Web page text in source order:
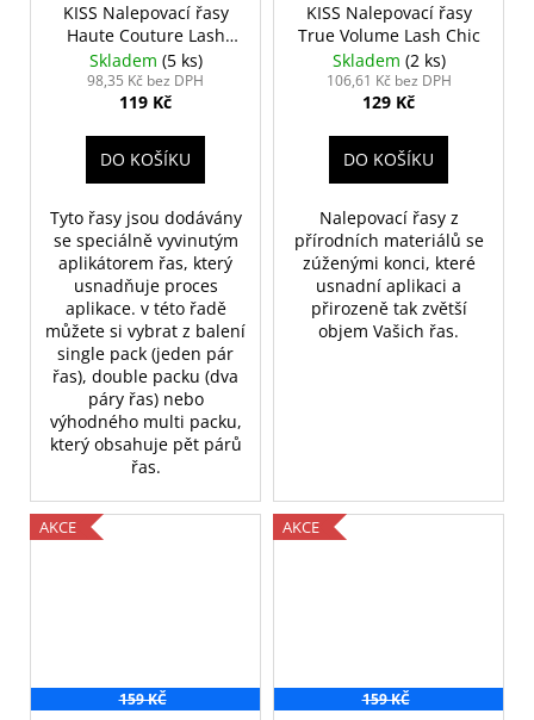
KISS Nalepovací řasy
Haute Couture Lash
Lust
Skladem (5 ks)
98,35 Kč bez DPH
119 Kč
DO KOŠÍKU
Tyto řasy jsou dodávány
se speciálně vyvinutým
aplikátorem řas, který
usnadňuje proces
aplikace. v této řadě
můžete si vybrat z balení
single pack (jeden pár
řas), double packu (dva
páry řas) nebo
výhodného multi packu,
který obsahuje pět párů
řas.
KISS Nalepovací řasy
True Volume Lash Chic
Skladem (2 ks)
106,61 Kč bez DPH
129 Kč
DO KOŠÍKU
Nalepovací řasy z
přírodních materiálů se
zúženými konci, které
usnadní aplikaci a
přirozeně tak zvětší
objem Vašich řas.
AKCE
159 KČ
AKCE
159 KČ